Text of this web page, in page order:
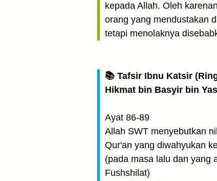
kepada Allah. Oleh
orang yang mendustakan
tetapi menolaknya
📚 Tafsir Ibnu Katsir
Hikmat bin Basyir bin
Ayat 86-89
Allah SWT menyebutkan
Qur'an yang diwahyukan
(pada masa lalu dan yang
Fushshilat)